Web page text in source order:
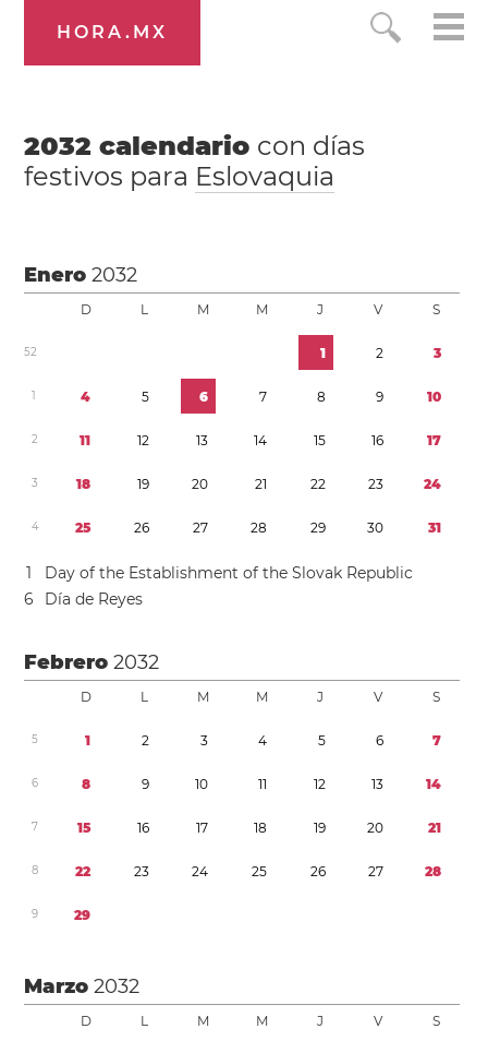
HORA.MX
2032 calendario con días
festivos para Eslovaquia
Enero2032
D L M M J V S
52 1 2 3
1 4 5 6 7 8 9 10
2 11 12 13 14 15 16 17
3 18 19 20 21 22 23 24
4 25 26 27 28 29 30 31
1
Day of the Establishment of the Slovak Republic
6
Día de Reyes
Febrero2032
D L M M J V S
5 1 2 3 4 5 6 7
6 8 9 10 11 12 13 14
7 15 16 17 18 19 20 21
8 22 23 24 25 26 27 28
9 29
Marzo2032
D L M M J V S